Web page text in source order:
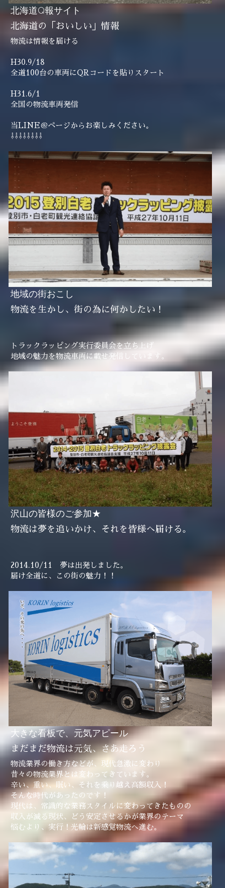
北海道Q報サイト
北海道の「おいしい」情報
物流は情報を届ける
H30.9/18
全道100台の車両にQRコードを貼りスタート
H31.6/1
全国の物流車両発信
当LINE＠ページからお楽しみください。
⇩⇩⇩⇩⇩⇩⇩⇩
地域の街おこし
物流を生かし、街の為に何かしたい！
トラックラッピング実行委員会を立ち上げ
地域の魅力を物流車両に載せ発信しています。
沢山の皆様のご参加★
物流は夢を追いかけ、それを皆様へ届ける。
2014.10/11　夢は出発しました。
届け全道に、この街の魅力！！
大きな看板で、元気アピール
まだまだ物流は元気、さあ走ろう
物流業界の働き方などが、現代急激に変わり
昔々の物流業界とは変わってきています。
辛い、重い、眠い、それを乗り越え高額収入！
そんな時代があったのです！
現代は、常識的な業務スタイルに変わってきたものの
収入が減る現状、どう安定させるかが業界のテーマ
悩むより、実行！光輪は新感覚物流へ進む。